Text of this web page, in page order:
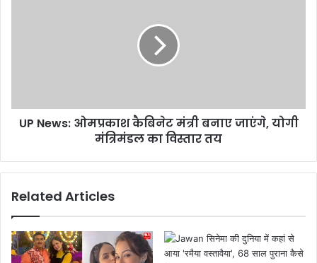
आ
र
रू
बा
रि
म
ने
त्री
ब
UP News: ओमप्रकाश कैबिनेट मंत्री बनाए जाएंगे, योगी
मंत्रिमंडल का विस्तार तय
Related Articles